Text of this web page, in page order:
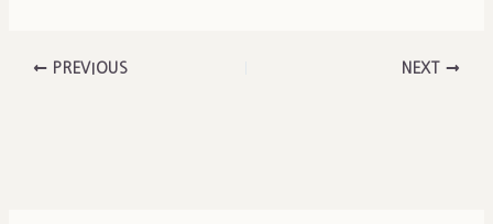
PREVIOUS NEXT